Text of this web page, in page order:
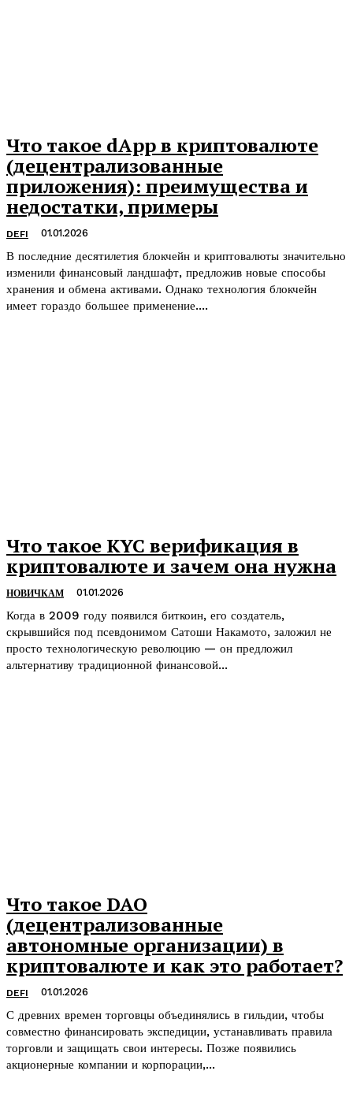
Что такое dApp в криптовалюте
(децентрализованные
приложения): преимущества и
недостатки, примеры
DEFI 01.01.2026
В последние десятилетия блокчейн и криптовалюты значительно
изменили финансовый ландшафт, предложив новые способы
хранения и обмена активами. Однако технология блокчейн
имеет гораздо большее применение....
Что такое KYC верификация в
криптовалюте и зачем она нужна
НОВИЧКАМ 01.01.2026
Когда в 2009 году появился биткоин, его создатель,
скрывшийся под псевдонимом Сатоши Накамото, заложил не
просто технологическую революцию — он предложил
альтернативу традиционной финансовой...
Что такое DAO
(децентрализованные
автономные организации) в
криптовалюте и как это работает?
DEFI 01.01.2026
С древних времен торговцы объединялись в гильдии, чтобы
совместно финансировать экспедиции, устанавливать правила
торговли и защищать свои интересы. Позже появились
акционерные компании и корпорации,...